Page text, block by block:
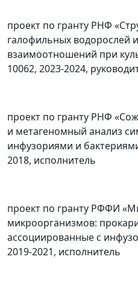
проект по гранту РНФ
галофильных водорослей
взаимоотношений при
10062, 2023-2024,
проект по гранту РНФ
и метагеномный анализ
инфузориями и
2018, исполнитель
проект по гранту РФФИ
микроорганизмов:
ассоциированные с
2019-2021, исполнитель